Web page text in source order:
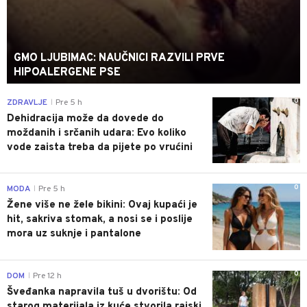
GMO LJUBIMAC: NAUČNICI RAZVILI PRVE
HIPOALERGENE PSE
0
ZDRAVLJE Pre 5 h
Dehidracija može da dovede do
moždanih i srčanih udara: Evo koliko
vode zaista treba da pijete po vrućini
0
MODA Pre 5 h
Žene više ne žele bikini: Ovaj kupaći je
hit, sakriva stomak, a nosi se i poslije
mora uz suknje i pantalone
0
DOM Pre 12 h
Šveđanka napravila tuš u dvorištu: Od